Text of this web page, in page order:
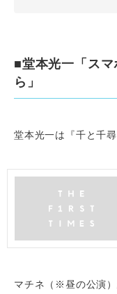
■堂本光一「ス
ら」
堂本光一は『千と千
マチネ（※昼の公演